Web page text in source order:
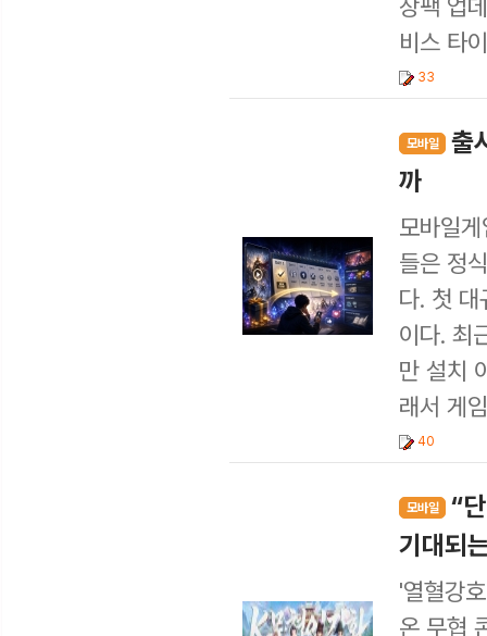
장팩 업
비스 타
33
모바일
출
까
모바일
들은 정
다. 첫 대
이다. 최
만 설치
래서 게
40
모바일
“
기대되
'열혈강
온 무협